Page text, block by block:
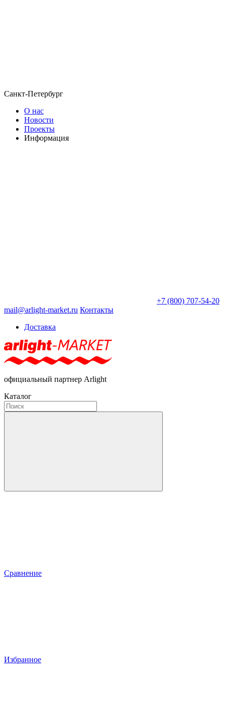
Санкт-Петербург
О нас
Новости
Проекты
Информация
+7 (800) 707-54-20
mail@arlight-market.ru Контакты
Доставка
официальный партнер Arlight
Каталог
Сравнение
Избранное